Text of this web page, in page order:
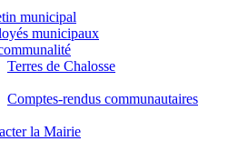
municipal
municipaux
Terres de Chalosse
Comptes-rendus communautaires
la Mairie